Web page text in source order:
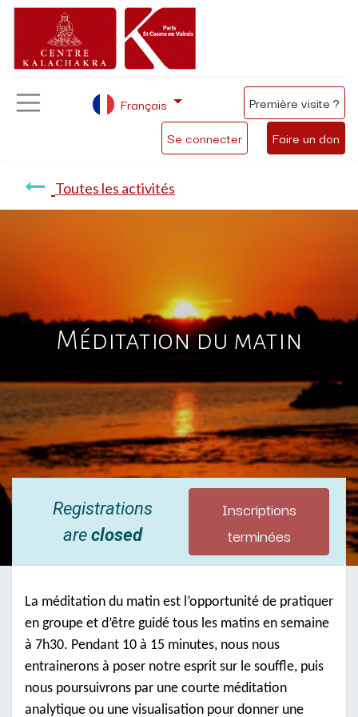
Se connecter Faire un don
Français Première visite ?
Toutes les activités
Méditation du matin
Registrations
areclosed
Inscriptions
terminées
La méditation du matin est l’opportunité de pratiquer
en groupe et d’être guidé tous les matins en semaine
à 7h30. Pendant 10 à 15 minutes, nous nous
entrainerons à poser notre esprit sur le souffle, puis
nous poursuivrons par une courte méditation
analytique ou une visualisation pour donner une